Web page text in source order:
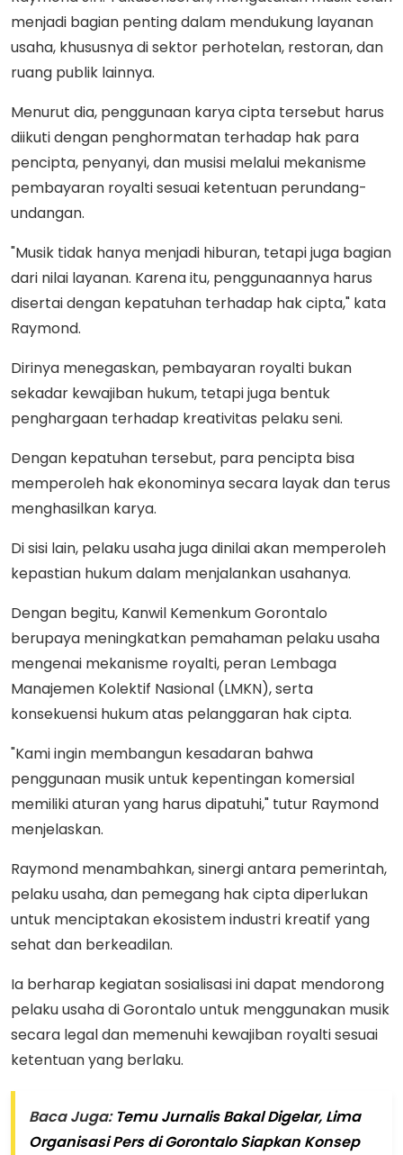
menjadi bagian penting dalam mendukung layanan
usaha, khususnya di sektor perhotelan, restoran, dan
ruang publik lainnya.
Menurut dia, penggunaan karya cipta tersebut harus
diikuti dengan penghormatan terhadap hak para
pencipta, penyanyi, dan musisi melalui mekanisme
pembayaran royalti sesuai ketentuan perundang-
undangan.
"Musik tidak hanya menjadi hiburan, tetapi juga bagian
dari nilai layanan. Karena itu, penggunaannya harus
disertai dengan kepatuhan terhadap hak cipta," kata
Raymond.
Dirinya menegaskan, pembayaran royalti bukan
sekadar kewajiban hukum, tetapi juga bentuk
penghargaan terhadap kreativitas pelaku seni.
Dengan kepatuhan tersebut, para pencipta bisa
memperoleh hak ekonominya secara layak dan terus
menghasilkan karya.
Di sisi lain, pelaku usaha juga dinilai akan memperoleh
kepastian hukum dalam menjalankan usahanya.
Dengan begitu, Kanwil Kemenkum Gorontalo
berupaya meningkatkan pemahaman pelaku usaha
mengenai mekanisme royalti, peran Lembaga
Manajemen Kolektif Nasional (LMKN), serta
konsekuensi hukum atas pelanggaran hak cipta.
"Kami ingin membangun kesadaran bahwa
penggunaan musik untuk kepentingan komersial
memiliki aturan yang harus dipatuhi," tutur Raymond
menjelaskan.
Raymond menambahkan, sinergi antara pemerintah,
pelaku usaha, dan pemegang hak cipta diperlukan
untuk menciptakan ekosistem industri kreatif yang
sehat dan berkeadilan.
Ia berharap kegiatan sosialisasi ini dapat mendorong
pelaku usaha di Gorontalo untuk menggunakan musik
secara legal dan memenuhi kewajiban royalti sesuai
ketentuan yang berlaku.
Baca Juga: Temu Jurnalis Bakal Digelar, Lima
Organisasi Pers di Gorontalo Siapkan Konsep